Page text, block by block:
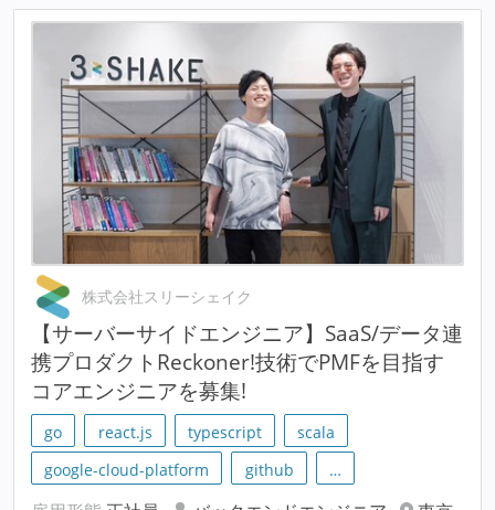
株式会社スリーシェイク
【サーバーサイドエンジニア】SaaS/データ連
携プロダクトReckoner!技術でPMFを目指す
コアエンジニアを募集!
go react.js typescript
scala
google-cloud-platform
github …